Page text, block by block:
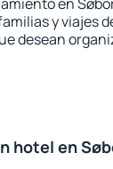
y viajes
desean
hotel en